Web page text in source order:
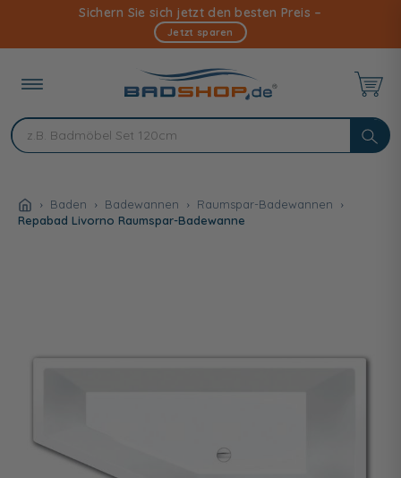
Inhalt
Sichern Sie sich jetzt den besten Preis –
Jetzt sparen
Baden Badewannen
Raumspar-Badewannen
Repabad Livorno Raumspar-Badewanne